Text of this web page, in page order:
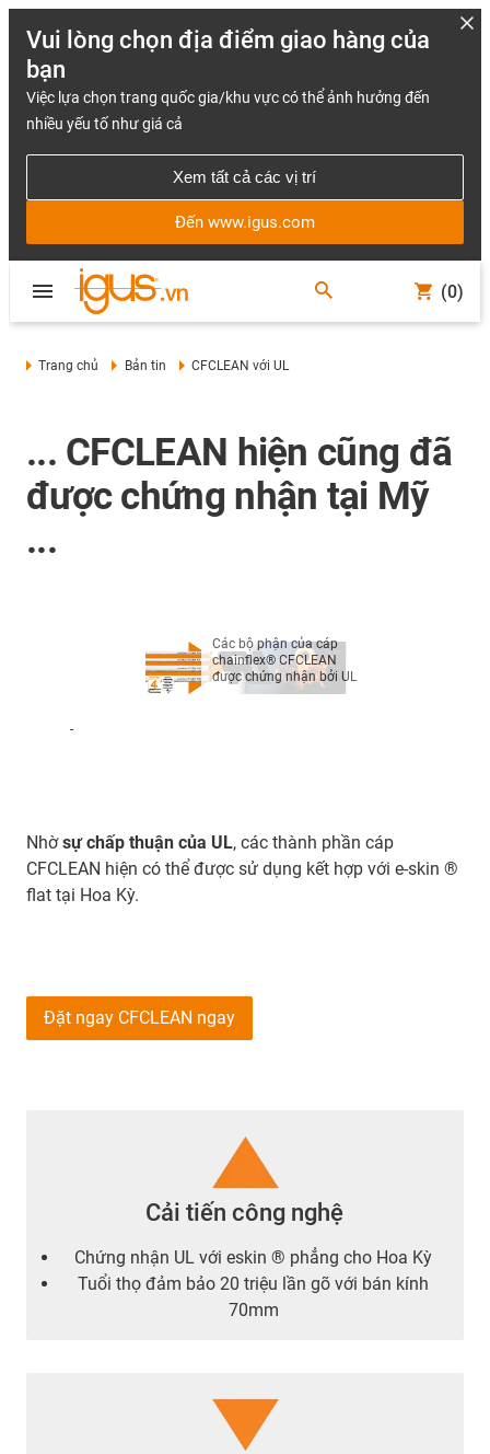
Vui lòng chọn địa điểm giao hàng của
bạn
Việc lựa chọn trang quốc gia/khu vực có thể ảnh hưởng đến
nhiều yếu tố như giá cả
Xem tất cả các vị trí
Đến www.igus.com
(0)
Trang chủ Bản tin CFCLEAN với UL
... CFCLEAN hiện cũng đã
được chứng nhận tại Mỹ
...
Các bộ phận của cáp
chainflex® CFCLEAN
được chứng nhận bởi UL
-
Nhờsự chấp thuận của UL, các thành phần cáp
CFCLEAN hiện có thể được sử dụng kết hợp với e-skin ®
flat tại Hoa Kỳ.
Đặt ngay CFCLEAN ngay
Cải tiến công nghệ
Chứng nhận UL với eskin ® phẳng cho Hoa Kỳ
Tuổi thọ đảm bảo 20 triệu lần gõ với bán kính
70mm